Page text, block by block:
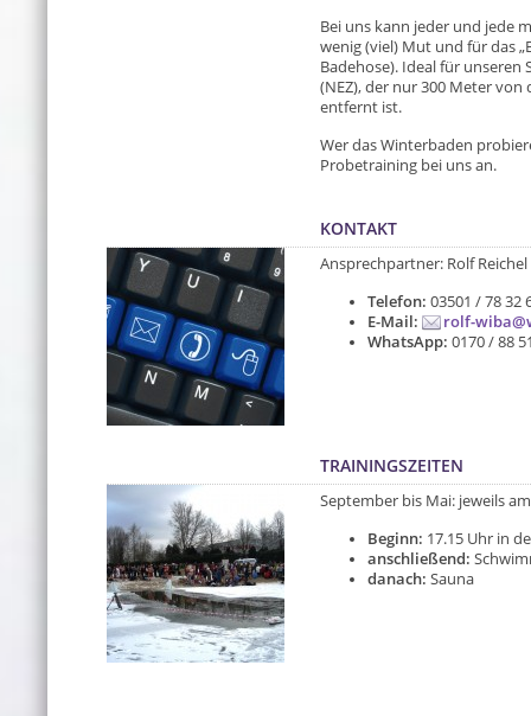
Bei uns kann jeder und jede
wenig (viel) Mut und für das
Badehose). Ideal für
(NEZ), der nur 300 Meter von
entfernt ist.
Wer das Winterbaden
Probetraining bei uns an.
KONTAKT
Ansprechpartner: Rolf Reichel
Telefon: 03501 / 78 32
E-Mail:
rolf-
WhatsApp: 0170 / 88
TRAININGSZEITEN
September bis Mai: jeweils
Beginn: 17.15 Uhr in
anschließend:
danach: Sauna